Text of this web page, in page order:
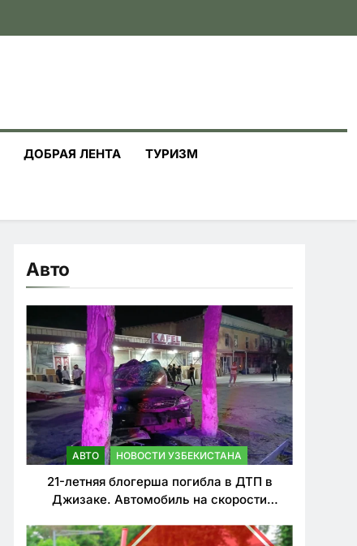
ДОБРАЯ ЛЕНТА ТУРИЗМ
Авто
АВТО НОВОСТИ УЗБЕКИСТАНА
21-летняя блогерша погибла в ДТП в
Джизаке. Автомобиль на скорости